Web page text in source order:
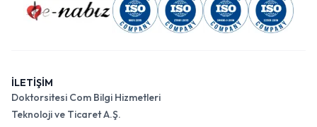
İLETİŞİM
Doktorsitesi Com Bilgi Hizmetleri
Teknoloji ve Ticaret A.Ş.